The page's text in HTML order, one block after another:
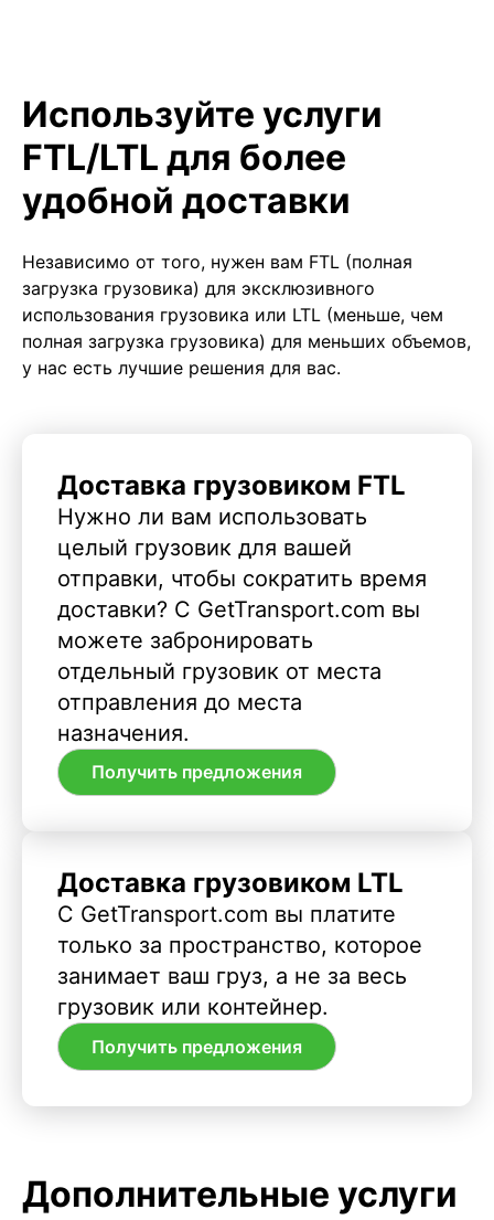
Используйте услуги
FTL/LTL для более
удобной доставки
Независимо от того, нужен вам FTL (полная
загрузка грузовика) для эксклюзивного
использования грузовика или LTL (меньше, чем
полная загрузка грузовика) для меньших объемов,
у нас есть лучшие решения для вас.
Доставка грузовиком FTL
Нужно ли вам использовать
целый грузовик для вашей
отправки, чтобы сократить время
доставки? С GetTransport.com вы
можете забронировать
отдельный грузовик от места
отправления до места
назначения.
Получить предложения
Доставка грузовиком LTL
С GetTransport.com вы платите
только за пространство, которое
занимает ваш груз, а не за весь
грузовик или контейнер.
Получить предложения
Дополнительные услуги